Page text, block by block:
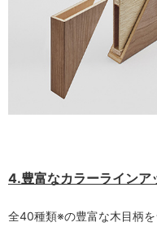
4.豊富なカラーラインア
全40種類※の豊富な木目柄